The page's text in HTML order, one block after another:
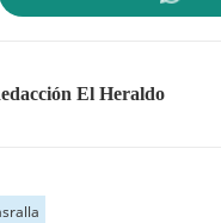
El Heraldo